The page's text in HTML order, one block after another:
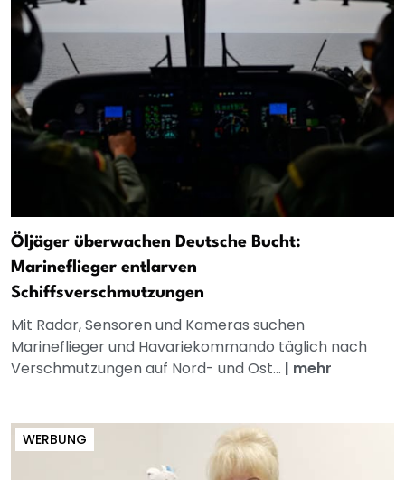
Öljäger überwachen Deutsche Bucht:
Marineflieger entlarven
Schiffsverschmutzungen
Mit Radar, Sensoren und Kameras suchen
Marineflieger und Havariekommando täglich nach
Verschmutzungen auf Nord- und Ost... | mehr
WERBUNG